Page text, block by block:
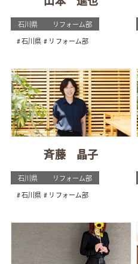
石川県 リフォーム部
石川県 リフォーム部
斉藤 晶子
石川県 リフォーム部
石川県 リフォーム部